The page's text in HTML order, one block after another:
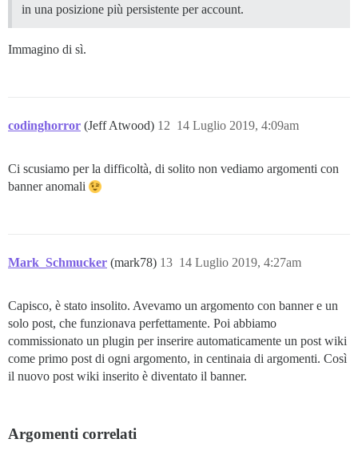
in una posizione più persistente per account.
Immagino di sì.
codinghorror (Jeff Atwood) 14 Luglio 2019, 4:09am
12
Ci scusiamo per la difficoltà, di solito non vediamo argomenti con
banner anomali
Mark_Schmucker (mark78) 14 Luglio 2019, 4:27am
13
Capisco, è stato insolito. Avevamo un argomento con banner e un
solo post, che funzionava perfettamente. Poi abbiamo
commissionato un plugin per inserire automaticamente un post wiki
come primo post di ogni argomento, in centinaia di argomenti. Così
il nuovo post wiki inserito è diventato il banner.
Argomenti correlati